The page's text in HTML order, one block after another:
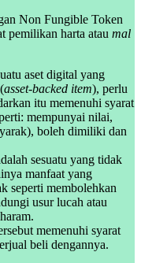
Non Fungible Token
pemilikan harta atau mal
aset digital yang
asset-backed item), perlu
itu memenuhi syarat
mempunyai nilai,
boleh dimiliki dan
sesuatu yang tidak
manfaat yang
seperti membolehkan
usur lucah atau
memenuhi syarat
beli dengannya.